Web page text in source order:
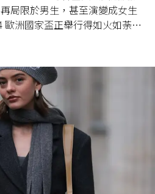
局限於男生，甚至演變成女生
歐洲國家盃正舉行得如火如荼，
尚界的關注！